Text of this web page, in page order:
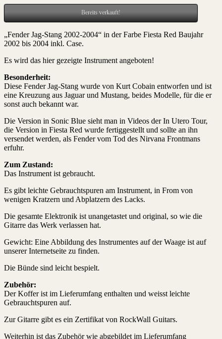
Bereits verkauft!
„Fender Jag-Stang 2002-2004“ in der Farbe Fiesta Red Baujahr
2002 bis 2004 inkl. Case.
Es wird das hier gezeigte Instrument angeboten!
Besonderheit:
Diese Fender Jag-Stang wurde von Kurt Cobain entworfen und ist
eine Kreuzung aus Jaguar und Mustang, beides Modelle, für die er
sonst auch bekannt war.
Die Version in Sonic Blue sieht man in Videos der In Utero Tour,
die Version in Fiesta Red wurde fertiggestellt und sollte an ihn
versendet werden, als Fender vom Tod des Nirvana Frontmans
erfuhr.
Zum Zustand:
Das Instrument ist gebraucht.
Es gibt leichte Gebrauchtspuren am Instrument, in From von
wenigen Kratzern und Abplatzern des Lacks.
Die gesamte Elektronik ist unangetastet und original, so wie die
Gitarre das Werk verlassen hat.
Gewicht: Eine Abbildung des Instrumentes auf der Waage ist auf
unserer Internetseite zu finden.
Die Bünde sind leicht bespielt.
Zubehör:
Der Koffer ist im Lieferumfang enthalten und weisst leichte
Gebrauchtspuren auf.
Zur Gitarre gibt es ein Zertifikat von RockWall Guitars.
Weiterhin ist das Zubehör wie abgebildet im Lieferumfang